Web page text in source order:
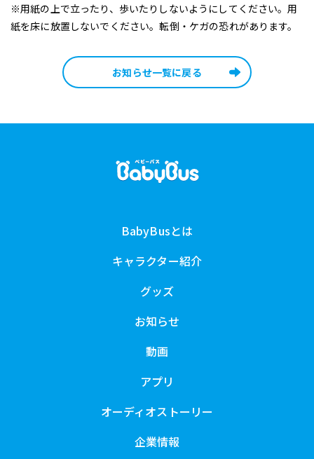
※用紙の上で立ったり、歩いたりしないようにしてください。用
紙を床に放置しないでください。転倒・ケガの恐れがあります。
お知らせ一覧に戻る
BabyBusとは
キャラクター紹介
グッズ
お知らせ
動画
アプリ
オーディオストーリー
企業情報